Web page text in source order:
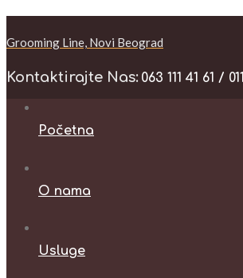
Grooming Line, Novi Beograd
Kontaktirajte Nas: 063 111 41 61 /
Početna
O nama
Usluge